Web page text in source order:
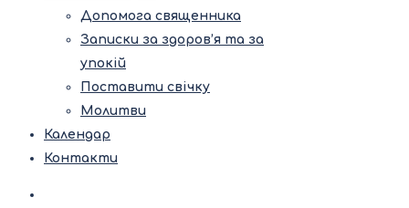
Допомога священника
Записки за здоров’я та за
упокій
Поставити свічку
Молитви
Календар
Контакти